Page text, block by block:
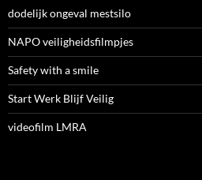
dodelijk ongeval mestsilo
NAPO veiligheidsfilmpjes
Safety with a smile
Start Werk Blijf Veilig
videofilm LMRA